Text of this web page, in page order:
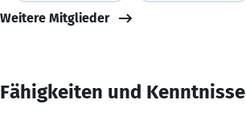
Weitere Mitglieder
Fähigkeiten und Kenntnisse